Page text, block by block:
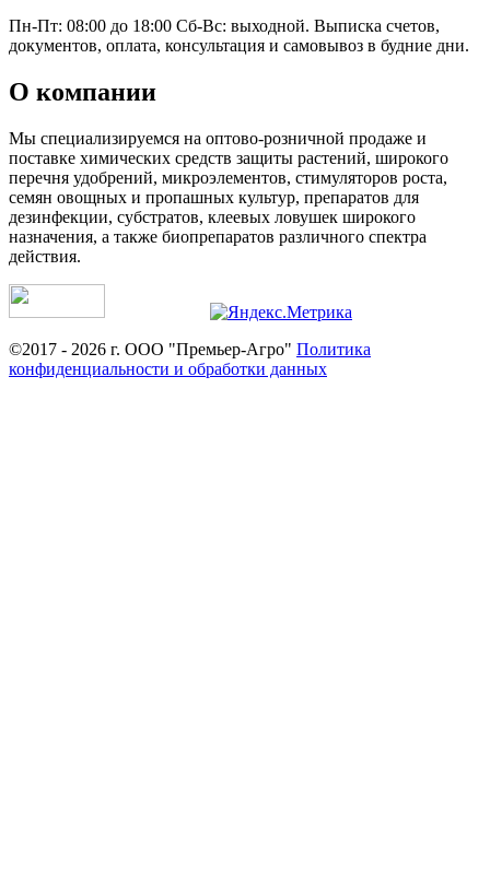
Пн-Пт: 08:00 до 18:00 Сб-Вс: выходной. Выписка счетов,
документов, оплата, консультация и самовывоз в будние дни.
О компании
Мы специализируемся на оптово-розничной продаже и
поставке химических средств защиты растений, широкого
перечня удобрений, микроэлементов, стимуляторов роста,
семян овощных и пропашных культур, препаратов для
дезинфекции, субстратов, клеевых ловушек широкого
назначения, а также биопрепаратов различного спектра
действия.
©2017 - 2026 г. ООО "Премьер-Агро" Политика
конфиденциальности и обработки данных